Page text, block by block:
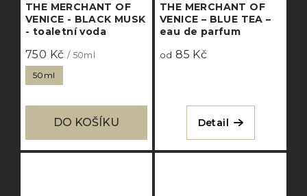
THE MERCHANT OF
VENICE - BLACK MUSK
- toaletní voda
750 Kč / 50ml
50ml
DO KOŠÍKU
THE MERCHANT OF
VENICE – BLUE TEA –
eau de parfum
od 85 Kč
Detail